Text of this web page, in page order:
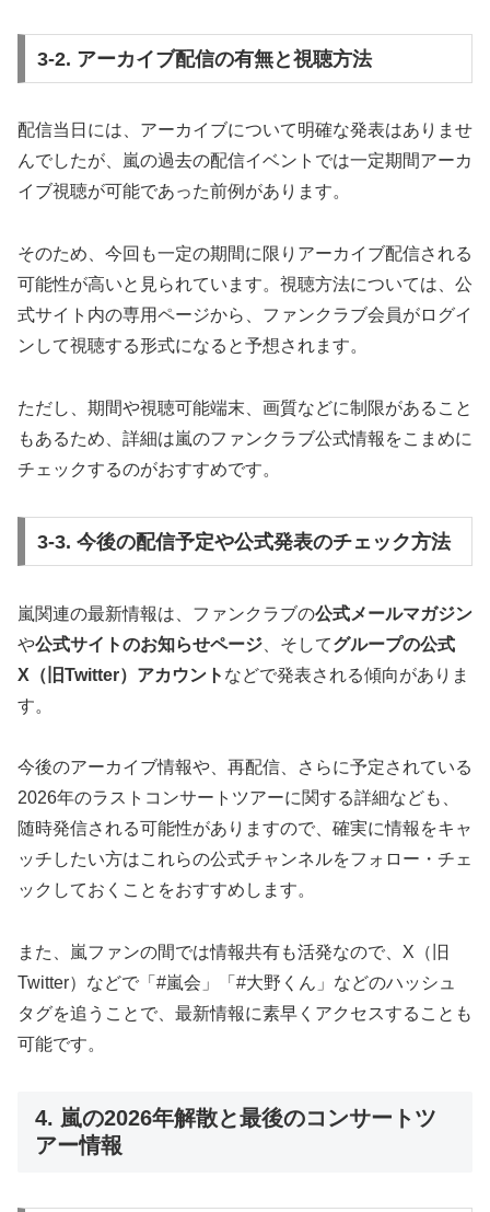
3-2. アーカイブ配信の有無と視聴方法
配信当日には、アーカイブについて明確な発表はありませ
んでしたが、嵐の過去の配信イベントでは一定期間アーカ
イブ視聴が可能であった前例があります。
そのため、今回も一定の期間に限りアーカイブ配信される
可能性が高いと見られています。視聴方法については、公
式サイト内の専用ページから、ファンクラブ会員がログイ
ンして視聴する形式になると予想されます。
ただし、期間や視聴可能端末、画質などに制限があること
もあるため、詳細は嵐のファンクラブ公式情報をこまめに
チェックするのがおすすめです。
3-3. 今後の配信予定や公式発表のチェック方法
嵐関連の最新情報は、ファンクラブの公式メールマガジン
や公式サイトのお知らせページ 、そしてグループの公式
X（旧Twitter）アカウント などで発表される傾向がありま
す。
今後のアーカイブ情報や、再配信、さらに予定されている
2026年のラストコンサートツアーに関する詳細なども、
随時発信される可能性がありますので、確実に情報をキャ
ッチしたい方はこれらの公式チャンネルをフォロー・チェ
ックしておくことをおすすめします。
また、嵐ファンの間では情報共有も活発なので、X（旧
Twitter）などで「#嵐会」「#大野くん」などのハッシュ
タグを追うことで、最新情報に素早くアクセスすることも
可能です。
4. 嵐の2026年解散と最後のコンサートツ
アー情報